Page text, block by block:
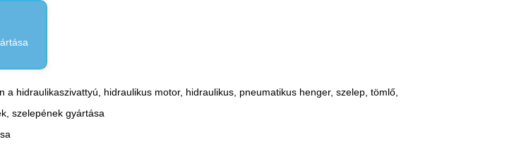
hidraulikaszivattyú, hidraulikus motor, hidraulikus, pneumatikus henger, szelep, tömlő,
szelepének gyártása